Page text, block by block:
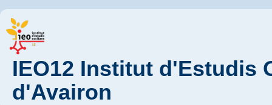
IEO12 Institut d'Estudis
d'Avairon